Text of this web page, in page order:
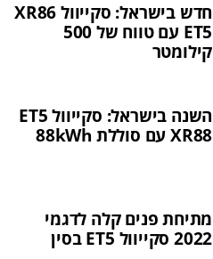
חדש בישראל: סקייוול XR86
ET5 עם טווח של 500
קילומטר
השנה בישראל: סקייוול ET5
XR88 עם סוללת 88kWh
מתיחת פנים קלה לדגמי
2022 סקייוול ET5 בסין